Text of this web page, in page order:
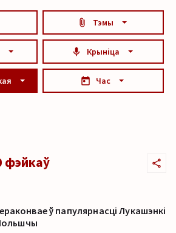
Тэмы
Крыніца
Час
фэйкаў
ў папулярнасці Лукашэнкі